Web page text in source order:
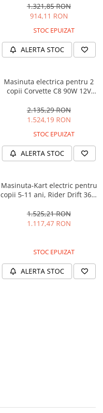
12V, galbena
1.321,85 RON
914,11 RON
STOC EPUIZAT
ALERTA STOC
Masinuta electrica pentru 2
copii Corvette C8 90W 12V
2.135,29 RON
1.524,19 RON
STOC EPUIZAT
ALERTA STOC
Masinuta-Kart electric pentru
copii 5-11 ani, Rider Drift 360,
1.525,21 RON
1.117,47 RON
STOC EPUIZAT
ALERTA STOC